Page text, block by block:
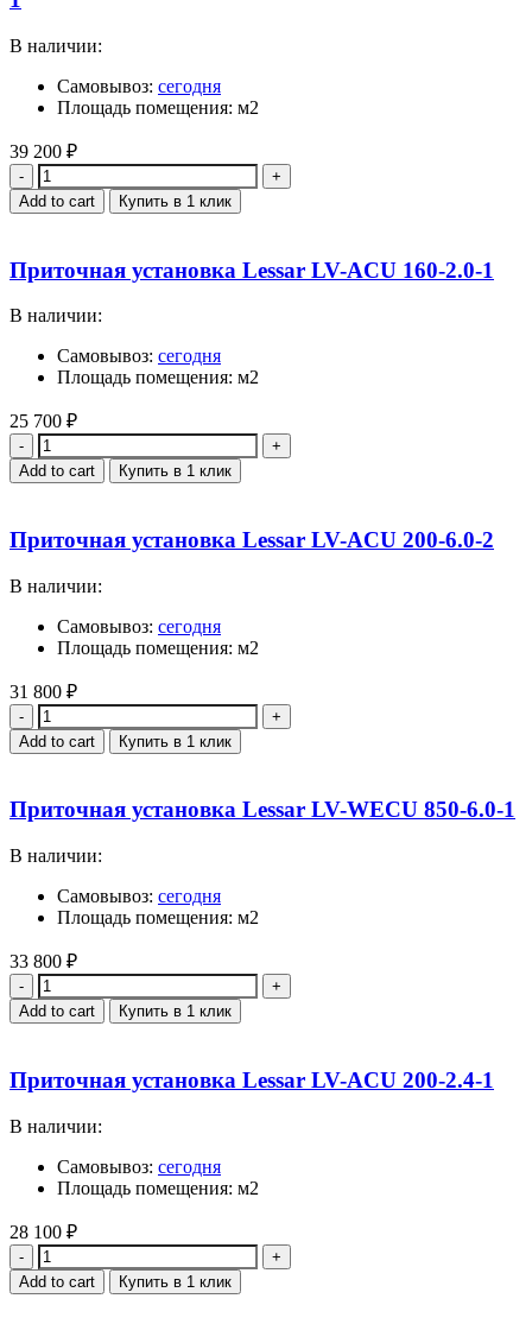
В наличии:
Самовывоз: сегодня
Площадь помещения: м2
39 200 ₽
Quantity
Add to cart Купить в 1 клик
Приточная установка Lessar LV-ACU 160-2.0-1
В наличии:
Самовывоз: сегодня
Площадь помещения: м2
25 700 ₽
Quantity
Add to cart Купить в 1 клик
Приточная установка Lessar LV-ACU 200-6.0-2
В наличии:
Самовывоз: сегодня
Площадь помещения: м2
31 800 ₽
Quantity
Add to cart Купить в 1 клик
Приточная установка Lessar LV-WECU 850-6.0-1
В наличии:
Самовывоз: сегодня
Площадь помещения: м2
33 800 ₽
Quantity
Add to cart Купить в 1 клик
Приточная установка Lessar LV-ACU 200-2.4-1
В наличии:
Самовывоз: сегодня
Площадь помещения: м2
28 100 ₽
Quantity
Add to cart Купить в 1 клик